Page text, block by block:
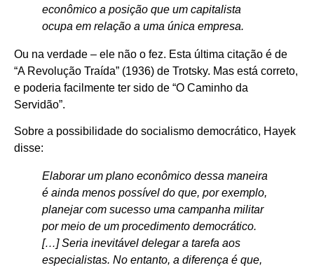
econômico a posição que um capitalista
ocupa em relação a uma única empresa.
Ou na verdade – ele não o fez. Esta última citação é de
“A Revolução Traída” (1936) de Trotsky. Mas está correto,
e poderia facilmente ter sido de “O Caminho da
Servidão”.
Sobre a possibilidade do socialismo democrático, Hayek
disse:
Elaborar um plano econômico dessa maneira
é ainda menos possível do que, por exemplo,
planejar com sucesso uma campanha militar
por meio de um procedimento democrático.
[…] Seria inevitável delegar a tarefa aos
especialistas. No entanto, a diferença é que,